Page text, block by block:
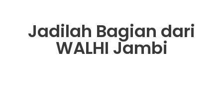
Jadilah Bagian dari
WALHI Jambi